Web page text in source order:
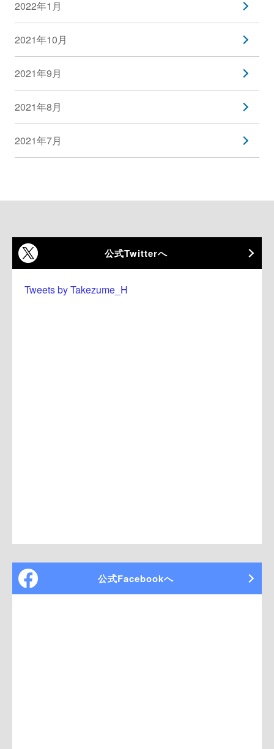
2022年1月
2021年10月
2021年9月
2021年8月
2021年7月
公式Twitterへ
Tweets by Takezume_H
公式Facebookへ